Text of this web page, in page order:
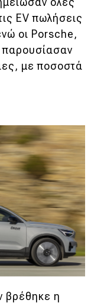
EV πωλήσεις
οι Porsche,
παρουσίασαν
με ποσοστά
βρέθηκε η